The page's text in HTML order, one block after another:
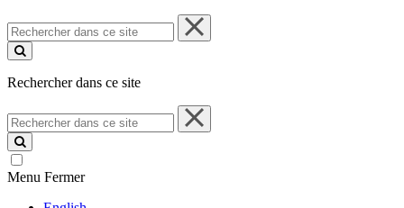
Rechercher
dans
ce
Rechercher dans ce site
Rechercher
dans
ce
site
Menu Fermer